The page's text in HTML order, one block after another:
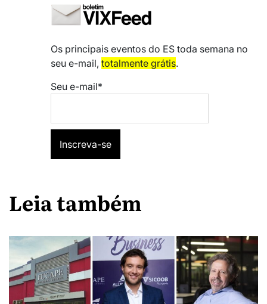
Os principais eventos do ES toda semana no
seu e-mail, totalmente grátis.
Seu e-mail*
Leia também